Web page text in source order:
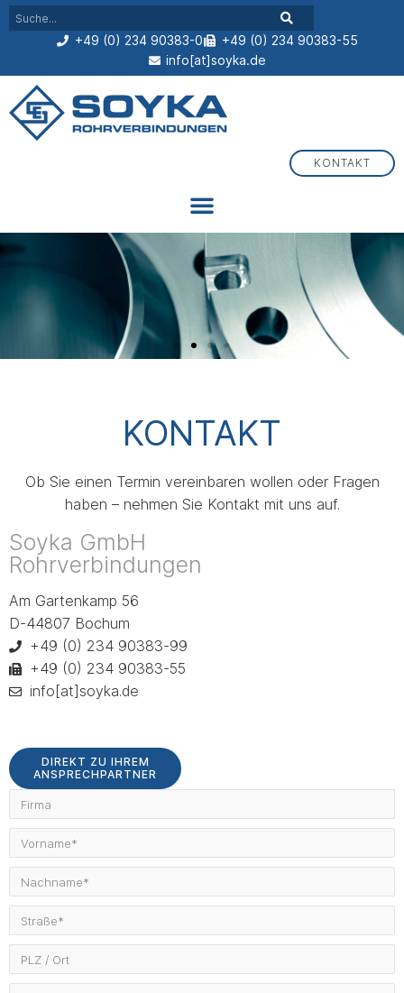
+49 (0) 234 90383-0
+49 (0) 234 90383-55
info[at]soyka.de
KONTAKT
Druckgerätekomponenten
KONTAKT
Ob Sie einen Termin vereinbaren wollen oder Fragen
haben – nehmen Sie Kontakt mit uns auf.
Soyka GmbH
Rohrverbindungen
Am Gartenkamp 56
D-44807 Bochum
+49 (0) 234 90383-99
+49 (0) 234 90383-55
info[at]soyka.de
DIREKT ZU IHREM
ANSPRECHPARTNER